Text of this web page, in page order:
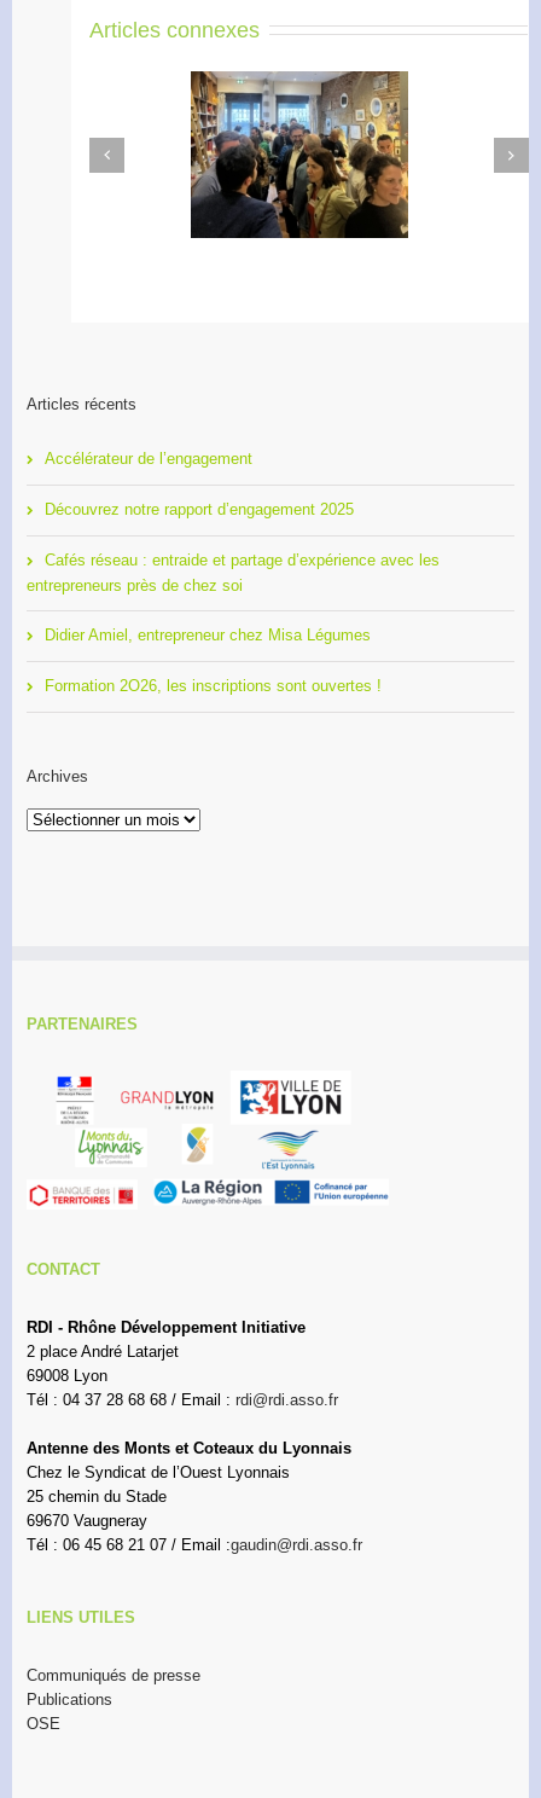
Articles connexes
Accélérateur de
l’engagement
Previous
Next
Articles récents
Accélérateur de l’engagement
Découvrez notre rapport d’engagement 2025
Cafés réseau : entraide et partage d’expérience avec les
entrepreneurs près de chez soi
Didier Amiel, entrepreneur chez Misa Légumes
Formation 2O26, les inscriptions sont ouvertes !
Archives
Archives
PARTENAIRES
CONTACT
RDI - Rhône Développement Initiative
2 place André Latarjet
69008 Lyon
Tél : 04 37 28 68 68 / Email : rdi@rdi.asso.fr
Antenne des Monts et Coteaux du Lyonnais
Chez le Syndicat de l’Ouest Lyonnais
25 chemin du Stade
69670 Vaugneray
Tél : 06 45 68 21 07 / Email :gaudin@rdi.asso.fr
LIENS UTILES
Communiqués de presse
Publications
OSE